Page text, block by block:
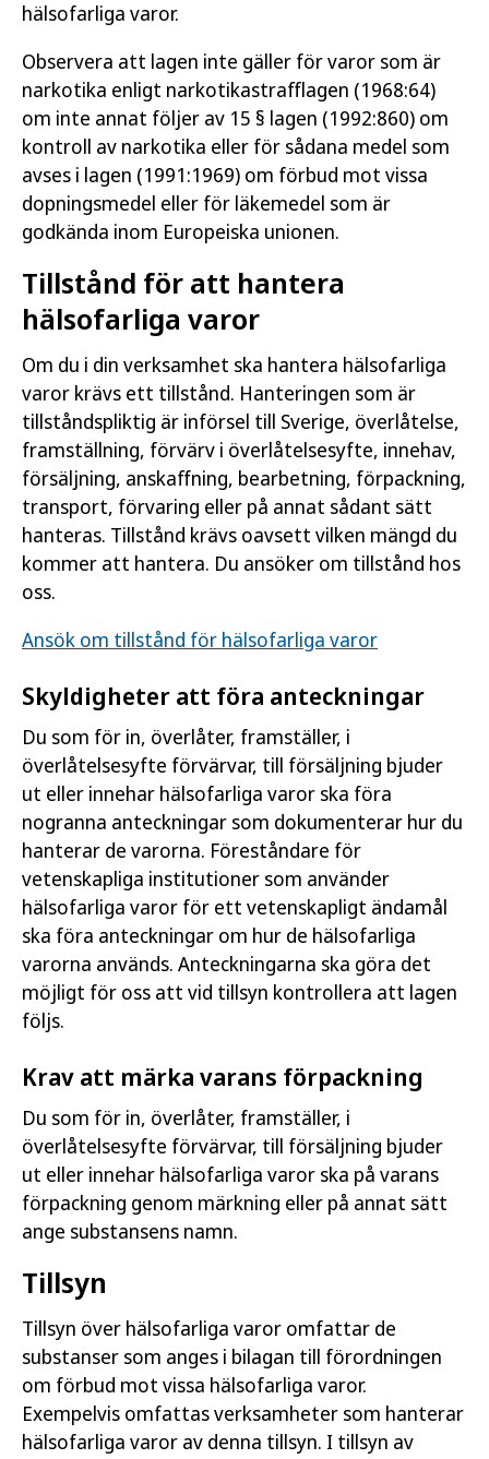
hälsofarliga varor.
Observera att lagen inte gäller för varor som är
narkotika enligt narkotikastrafflagen (1968:64)
om inte annat följer av 15 § lagen (1992:860) om
kontroll av narkotika eller för sådana medel som
avses i lagen (1991:1969) om förbud mot vissa
dopningsmedel eller för läkemedel som är
godkända inom Europeiska unionen.
Tillstånd för att hantera
hälsofarliga varor
Om du i din verksamhet ska hantera hälsofarliga
varor krävs ett tillstånd. Hanteringen som är
tillståndspliktig är införsel till Sverige, överlåtelse,
framställning, förvärv i överlåtelsesyfte, innehav,
försäljning, anskaffning, bearbetning, förpackning,
transport, förvaring eller på annat sådant sätt
hanteras. Tillstånd krävs oavsett vilken mängd du
kommer att hantera. Du ansöker om tillstånd hos
oss.
Ansök om tillstånd för hälsofarliga varor
Skyldigheter att föra anteckningar
Du som för in, överlåter, framställer, i
överlåtelsesyfte förvärvar, till försäljning bjuder
ut eller innehar hälsofarliga varor ska föra
nogranna anteckningar som dokumenterar hur du
hanterar de varorna. Föreståndare för
vetenskapliga institutioner som använder
hälsofarliga varor för ett vetenskapligt ändamål
ska föra anteckningar om hur de hälsofarliga
varorna används. Anteckningarna ska göra det
möjligt för oss att vid tillsyn kontrollera att lagen
följs.
Krav att märka varans förpackning
Du som för in, överlåter, framställer, i
överlåtelsesyfte förvärvar, till försäljning bjuder
ut eller innehar hälsofarliga varor ska på varans
förpackning genom märkning eller på annat sätt
ange substansens namn.
Tillsyn
Tillsyn över hälsofarliga varor omfattar de
substanser som anges i bilagan till förordningen
om förbud mot vissa hälsofarliga varor.
Exempelvis omfattas verksamheter som hanterar
hälsofarliga varor av denna tillsyn. I tillsyn av